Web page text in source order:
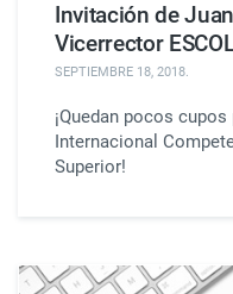
Invitación de
Vicerrector
SEPTIEMBRE 18, 2018.
¡Quedan pocos
Internacional
Superior!